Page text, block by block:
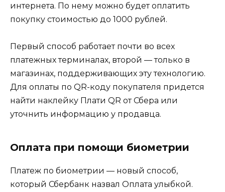
интернета. По нему можно будет оплатить
покупку стоимостью до 1000 рублей.
Первый способ работает почти во всех
платежных терминалах, второй — только в
магазинах, поддерживающих эту технологию.
Для оплаты по QR-коду покупателя придется
найти наклейку Плати QR от Сбера или
уточнить информацию у продавца.
Оплата при помощи биометрии
Платеж по биометрии — новый способ,
который Сбербанк назвал Оплата улыбкой.